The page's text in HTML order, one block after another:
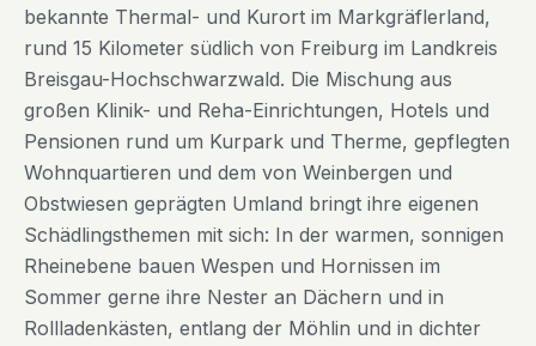
bekannte Thermal- und Kurort im Markgräflerland,
rund 15 Kilometer südlich von Freiburg im Landkreis
Breisgau-Hochschwarzwald. Die Mischung aus
großen Klinik- und Reha-Einrichtungen, Hotels und
Pensionen rund um Kurpark und Therme, gepflegten
Wohnquartieren und dem von Weinbergen und
Obstwiesen geprägten Umland bringt ihre eigenen
Schädlingsthemen mit sich: In der warmen, sonnigen
Rheinebene bauen Wespen und Hornissen im
Sommer gerne ihre Nester an Dächern und in
Rollladenkästen, entlang der Möhlin und in dichter